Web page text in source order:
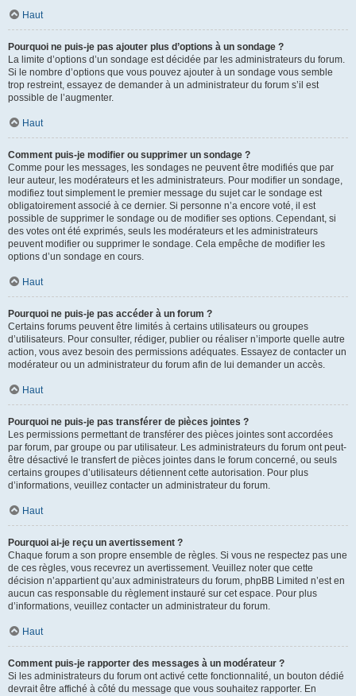
Haut
Pourquoi ne puis-je pas ajouter plus d’options à un sondage ?
La limite d’options d’un sondage est décidée par les administrateurs du forum.
Si le nombre d’options que vous pouvez ajouter à un sondage vous semble
trop restreint, essayez de demander à un administrateur du forum s’il est
possible de l’augmenter.
Haut
Comment puis-je modifier ou supprimer un sondage ?
Comme pour les messages, les sondages ne peuvent être modifiés que par
leur auteur, les modérateurs et les administrateurs. Pour modifier un sondage,
modifiez tout simplement le premier message du sujet car le sondage est
obligatoirement associé à ce dernier. Si personne n’a encore voté, il est
possible de supprimer le sondage ou de modifier ses options. Cependant, si
des votes ont été exprimés, seuls les modérateurs et les administrateurs
peuvent modifier ou supprimer le sondage. Cela empêche de modifier les
options d’un sondage en cours.
Haut
Pourquoi ne puis-je pas accéder à un forum ?
Certains forums peuvent être limités à certains utilisateurs ou groupes
d’utilisateurs. Pour consulter, rédiger, publier ou réaliser n’importe quelle autre
action, vous avez besoin des permissions adéquates. Essayez de contacter un
modérateur ou un administrateur du forum afin de lui demander un accès.
Haut
Pourquoi ne puis-je pas transférer de pièces jointes ?
Les permissions permettant de transférer des pièces jointes sont accordées
par forum, par groupe ou par utilisateur. Les administrateurs du forum ont peut-
être désactivé le transfert de pièces jointes dans le forum concerné, ou seuls
certains groupes d’utilisateurs détiennent cette autorisation. Pour plus
d’informations, veuillez contacter un administrateur du forum.
Haut
Pourquoi ai-je reçu un avertissement ?
Chaque forum a son propre ensemble de règles. Si vous ne respectez pas une
de ces règles, vous recevrez un avertissement. Veuillez noter que cette
décision n’appartient qu’aux administrateurs du forum, phpBB Limited n’est en
aucun cas responsable du règlement instauré sur cet espace. Pour plus
d’informations, veuillez contacter un administrateur du forum.
Haut
Comment puis-je rapporter des messages à un modérateur ?
Si les administrateurs du forum ont activé cette fonctionnalité, un bouton dédié
devrait être affiché à côté du message que vous souhaitez rapporter. En